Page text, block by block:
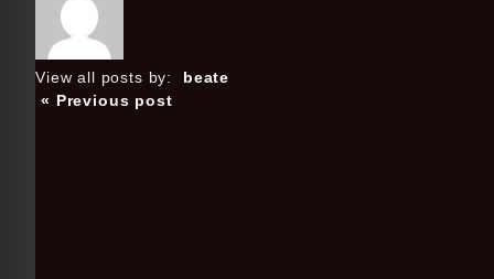
View all posts by:
beate
« Previous post